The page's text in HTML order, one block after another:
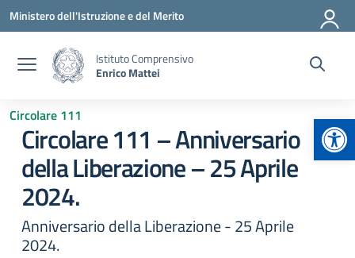
Vai ai contenuti
Vai al menu di navigazione
Vai al footer
Ministero dell'Istruzione e del Merito
Istituto Comprensivo
Enrico Mattei
Circolare 111
Circolare 111 – Anniversario
della Liberazione – 25 Aprile
2024.
Anniversario della Liberazione - 25 Aprile
2024.